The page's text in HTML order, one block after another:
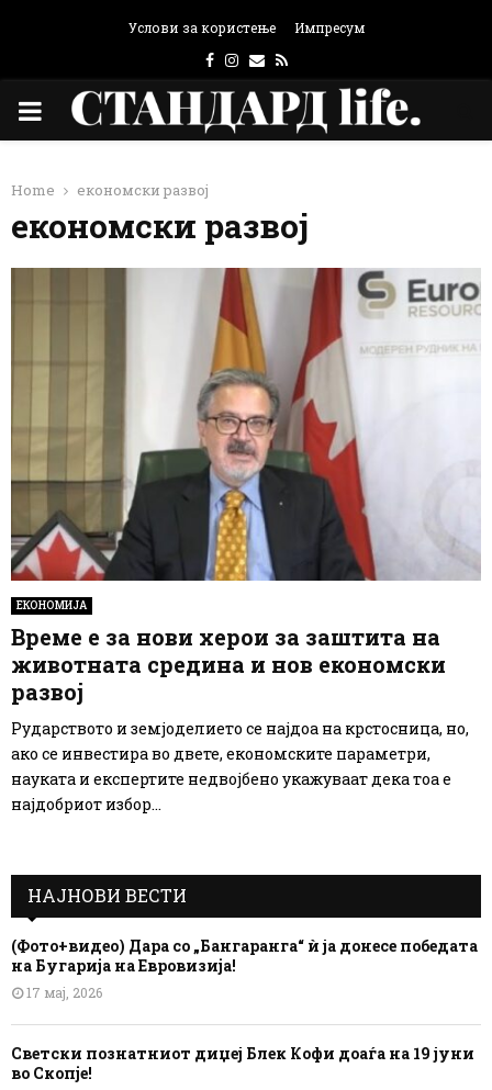
Услови за користење Импресум
Facebook
Instagram
Email
Rss
PRIMARY
Home економски развој
економски развој
ЕКОНОМИЈА
Време е за нови херои за заштита на
животната средина и нов економски
развој
Рударството и земјоделието се најдоа на крстосница, но,
ако се инвестира во двете, економските параметри,
науката и експертите недвојбено укажуваат дека тоа е
најдобриот избор...
НАЈНОВИ ВЕСТИ
(Фото+видео) Дара со „Бангаранга“ ѝ ја донесе победата
на Бугарија на Евровизија!
17 мај, 2026
Светски познатниот диџеј Блек Кофи доаѓа на 19 јуни
во Скопје!